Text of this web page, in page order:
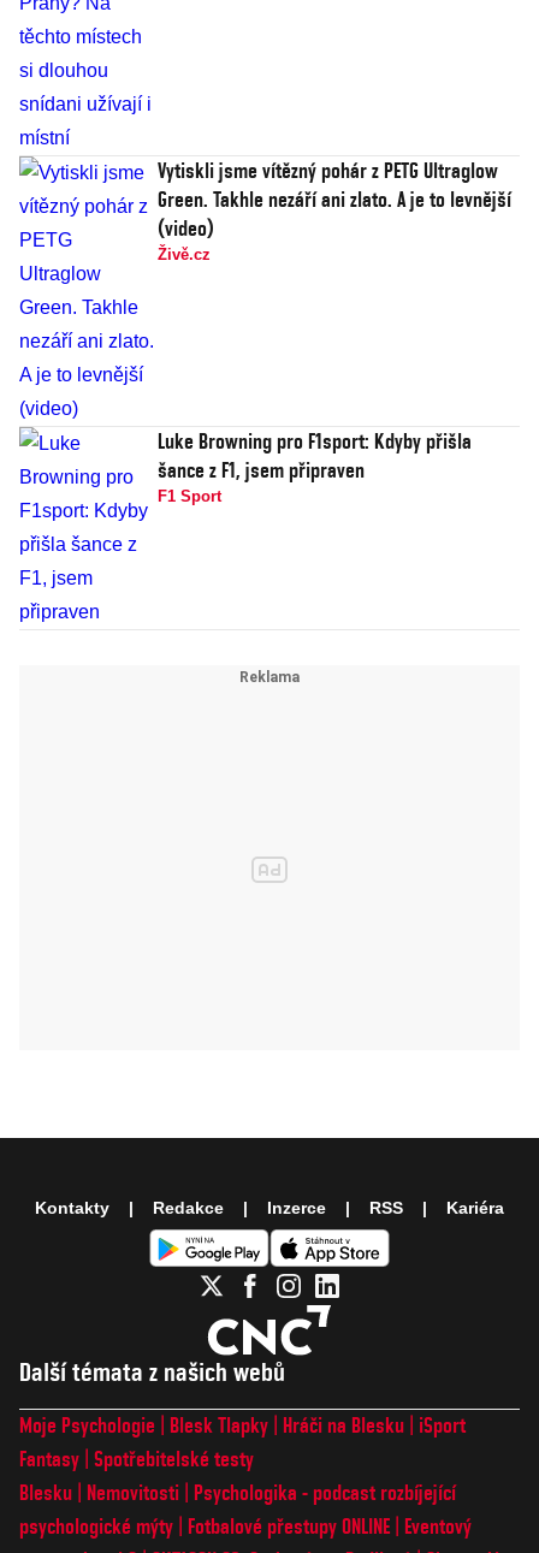
Vytiskli jsme vítězný pohár z PETG Ultraglow
Green. Takhle nezáří ani zlato. A je to levnější
(video)
Živě.cz
Luke Browning pro F1sport: Kdyby přišla
šance z F1, jsem připraven
F1 Sport
Další témata z našich webů
Moje Psychologie Blesk Tlapky Hráči na Blesku
iSport
Fantasy Spotřebitelské testy
Blesku
Nemovitosti
Psychologika - podcast rozbíjející
psychologické mýty
Fotbalové přestupy ONLINE
Eventový
Kontakty Redakce Inzerce RSS Kariéra